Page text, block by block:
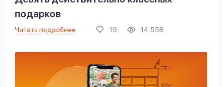
подарков
Читать подробнее 19 14 558